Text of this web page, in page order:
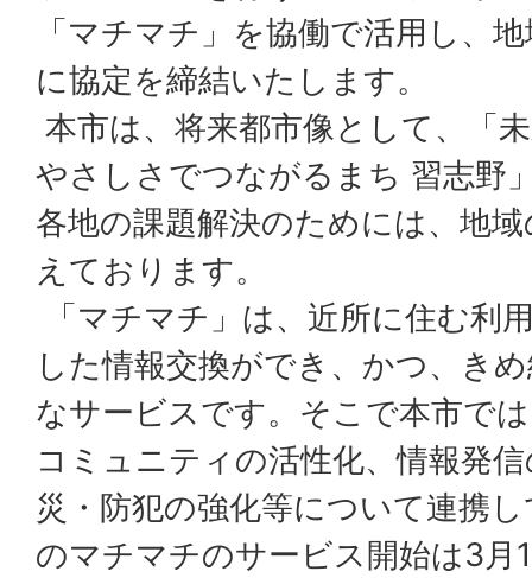
「マチマチ」を協働で活用し、
に協定を締結いたします。
本市は、将来都市像として、「
やさしさでつながるまち 習志野
各地の課題解決のためには、地
えております。
「マチマチ」は、近所に住む利
した情報交換ができ、かつ、き
なサービスです。そこで本市で
コミュニティの活性化、情報発
災・防犯の強化等について連携
のマチマチのサービス開始は3月